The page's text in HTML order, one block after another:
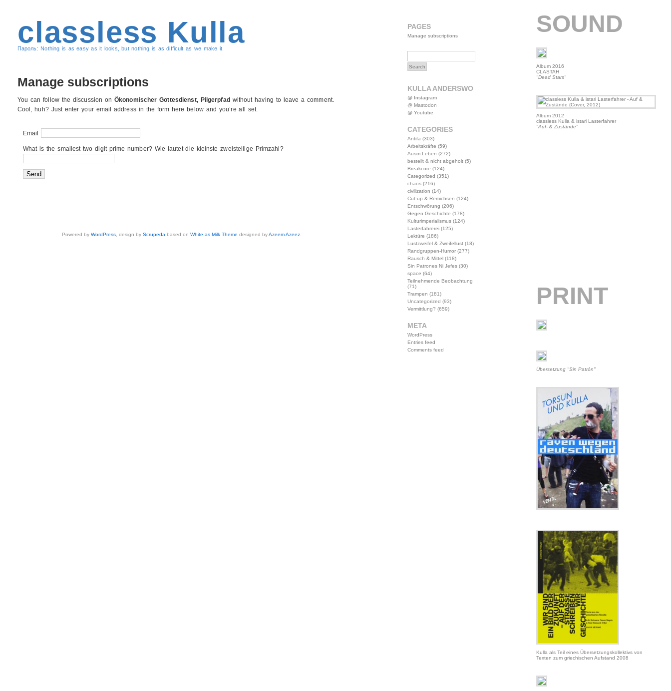
classless Kulla
Пароль: Nothing is as easy as it looks, but nothing is as difficult as we make it.
Manage subscriptions
You can follow the discussion on Ökonomischer Gottesdienst, Pilgerpfad without having to leave a comment.
Cool, huh? Just enter your email address in the form here below and you’re all set.
Email
What is the smallest two digit prime number? Wie lautet die kleinste zweistellige Primzahl?
Powered byWordPress , design byScrupeda based onWhite as Milk Theme designed byAzeem Azeez
PAGES
Manage subscriptions
KULLA ANDERSWO
@ Instagram
@ Mastodon
@ Youtube
CATEGORIES
Antifa (303)
Arbeitskräfte (59)
Ausm Leben (272)
bestellt & nicht abgeholt(5)
Breakcore (124)
Categorized (351)
chaos(216)
civilization (14)
Cut-up & Remichsen (124)
Entschwörung (206)
Gegen Geschichte (178)
Kulturimperialismus(124)
Lasterfahrerei(125)
Lektüre (186)
Lustzweifel & Zweifellust(18)
Randgruppen-Humor(277)
Rausch & Mittel(118)
Sin Patrones Ni Jefes(30)
space (64)
Teilnehmende Beobachtung
(71)
Trampen (181)
Uncategorized (93)
Vermittlung? (659)
META
WordPress
Entries feed
Comments feed
SOUND
Album 2016
CLASTAH
"Dead Stars"
Album 2012
classless Kulla & istari Lasterfahrer
"Auf- & Zustände"
PRINT
Übersetzung "Sin Patrón"
Kulla als Teil eines Übersetzungskollektivs von
Texten zum griechischen Aufstand 2008